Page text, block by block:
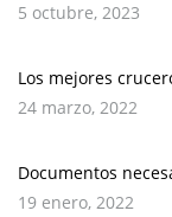
5 octubre, 2023
Los mejores
24 marzo, 2022
Documentos
19 enero, 2022